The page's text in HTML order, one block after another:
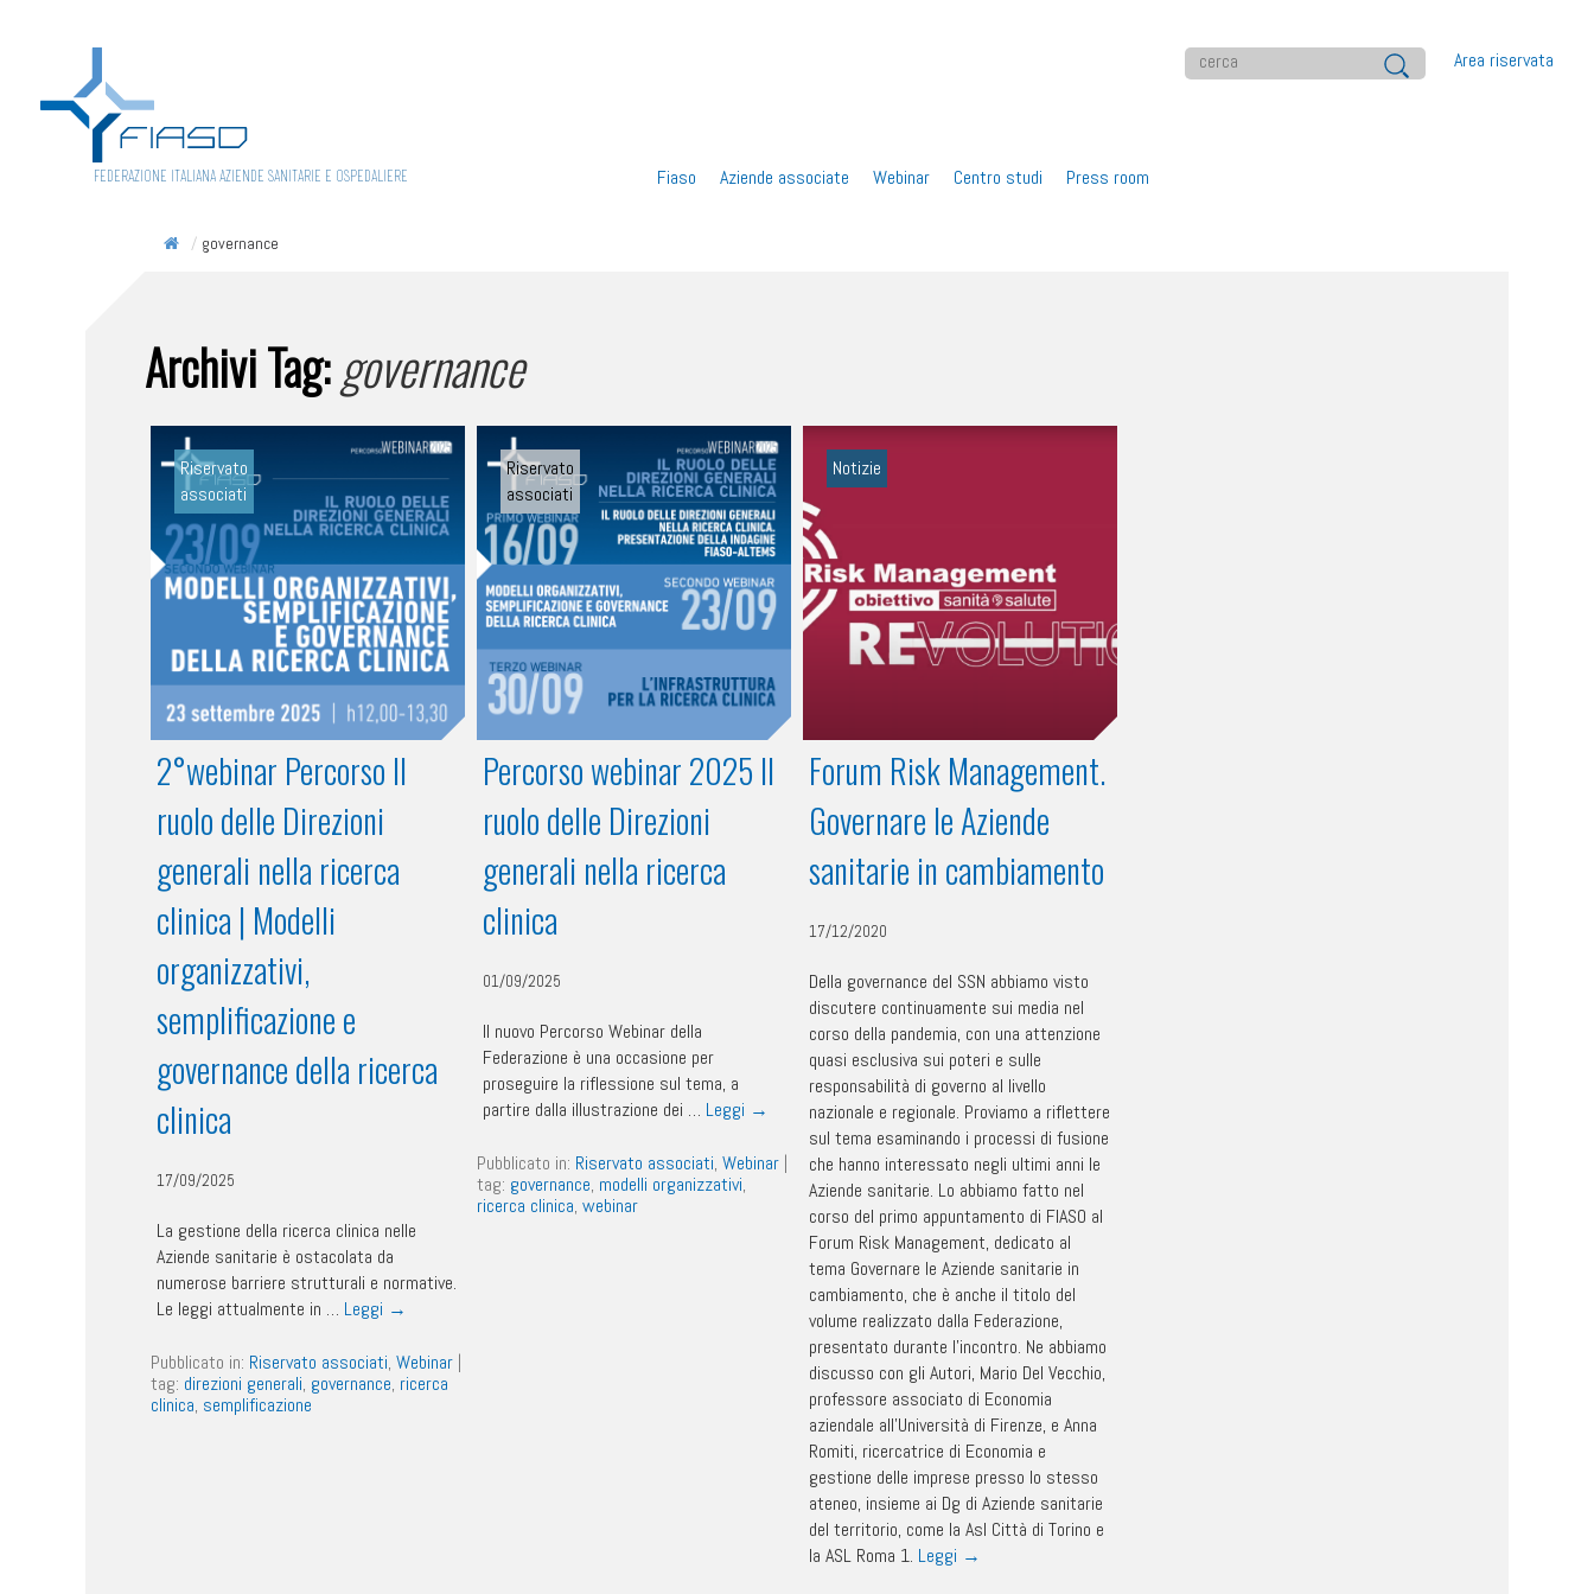
Area riservata
FEDERAZIONE ITALIANA AZIENDE SANITARIE E OSPEDALIERE
Vai
Fiaso Aziende associate Webinar Centro studi Press room
/ governance
Archivi Tag:governance
Riservato
associati
2°webinar Percorso Il
ruolo delle Direzioni
generali nella ricerca
clinica | Modelli
organizzativi,
semplificazione e
governance della ricerca
clinica
17/09/2025
La gestione della ricerca clinica nelle
Aziende sanitarie è ostacolata da
numerose barriere strutturali e normative.
Le leggi attualmente in … Leggi →
Pubblicato in: Riservato associati, Webinar |
tag: direzioni generali, governance, ricerca
clinica, semplificazione
Riservato
associati
Percorso webinar 2025 Il
ruolo delle Direzioni
generali nella ricerca
clinica
01/09/2025
Il nuovo Percorso Webinar della
Federazione è una occasione per
proseguire la riflessione sul tema, a
partire dalla illustrazione dei … Leggi →
Pubblicato in: Riservato associati, Webinar |
tag: governance, modelli organizzativi,
ricerca clinica, webinar
Notizie
Forum Risk Management.
Governare le Aziende
sanitarie in cambiamento
17/12/2020
Della governance del SSN abbiamo visto
discutere continuamente sui media nel
corso della pandemia, con una attenzione
quasi esclusiva sui poteri e sulle
responsabilità di governo al livello
nazionale e regionale. Proviamo a riflettere
sul tema esaminando i processi di fusione
che hanno interessato negli ultimi anni le
Aziende sanitarie. Lo abbiamo fatto nel
corso del primo appuntamento di FIASO al
Forum Risk Management, dedicato al
tema Governare le Aziende sanitarie in
cambiamento, che è anche il titolo del
volume realizzato dalla Federazione,
presentato durante l’incontro. Ne abbiamo
discusso con gli Autori, Mario Del Vecchio,
professore associato di Economia
aziendale all’Università di Firenze, e Anna
Romiti, ricercatrice di Economia e
gestione delle imprese presso lo stesso
ateneo, insieme ai Dg di Aziende sanitarie
del territorio, come la Asl Città di Torino e
la ASL Roma 1. Leggi →